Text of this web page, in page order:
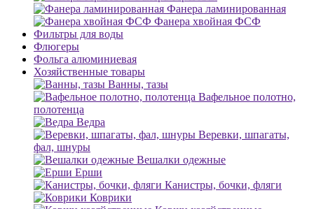
Фанера ламинированная
Фанера хвойная ФСФ
Фильтры для воды
Флюгеры
Фольга алюминиевая
Хозяйственные товары
Ванны, тазы
Вафельное полотно,
полотенца
Ведра
Веревки, шпагаты,
фал, шнуры
Вешалки одежные
Ерши
Канистры, бочки, фляги
Коврики